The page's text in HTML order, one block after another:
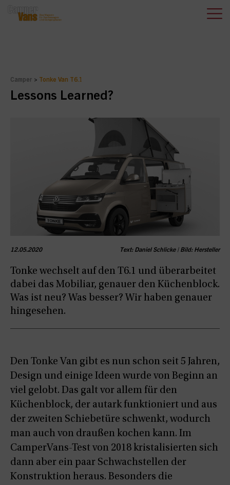
Camper > Tonke Van T6.1
Lessons Learned?
12.05.2020 Text: Daniel Schlicke | Bild: Hersteller
Tonke wechselt auf den T6.1 und überarbeitet
dabei das Mobiliar, genauer den Küchenblock.
Was ist neu? Was besser? Wir haben genauer
hingesehen.
Den Tonke Van gibt es nun schon seit 5 Jahren,
Design und einige Ideen wurde von Beginn an
viel gelobt. Das galt vor allem für den
Küchenblock, der autark funktioniert und aus
der zweiten Schiebetüre schwenkt, wodurch
man auch von draußen kochen kann. Im
CamperVans-Test von 2018 kristalisierten sich
dann aber ein paar Schwachstellen der
Konstruktion heraus. Besonders die